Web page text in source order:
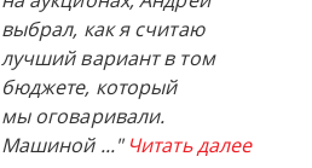
выбрал, как я считаю
лучший вариант в том
бюджете, который
мы оговаривали.
Машиной ..." Читать далее